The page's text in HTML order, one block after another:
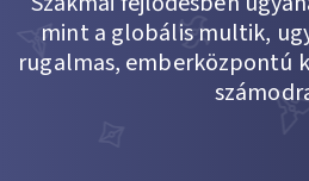
Kiválasztás
Meetupjaink
mint a globális multik,
rugalmas, emberközpontú